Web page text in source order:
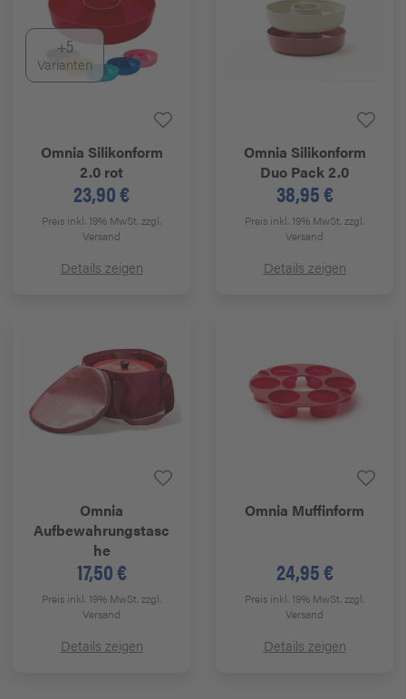
+5
Varianten
Omnia Silikonform
2.0 rot
23,90 €
Preis inkl. 19% MwSt.zzgl.
Versand
Details zeigen
Omnia Silikonform
Duo Pack 2.0
38,95 €
Preis inkl. 19% MwSt.zzgl.
Versand
Details zeigen
Omnia
Aufbewahrungstasc
he
17,50 €
Preis inkl. 19% MwSt.zzgl.
Versand
Details zeigen
Omnia Muffinform
24,95 €
Preis inkl. 19% MwSt.zzgl.
Versand
Details zeigen